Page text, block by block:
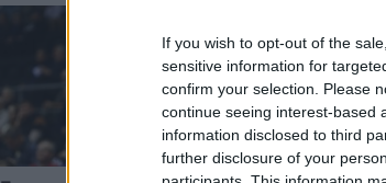
If you wish to opt-out of the
sensitive information for
confirm your selection. Please
continue seeing interest-based
information disclosed to third
further disclosure of your